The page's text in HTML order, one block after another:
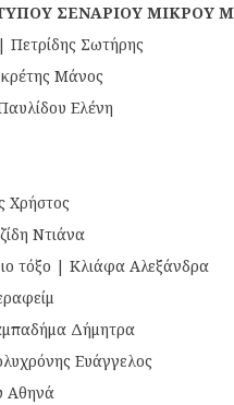
ΣΕΝΑΡΙΟΥ ΜΙΚΡΟΥ
Σωτήρης
Μάνος
Ελένη
Χρήστος
Ντιάνα
τόξο | Κλιάφα Αλεξάνδρα
Δήμητρα
Ευάγγελος
Αθηνά